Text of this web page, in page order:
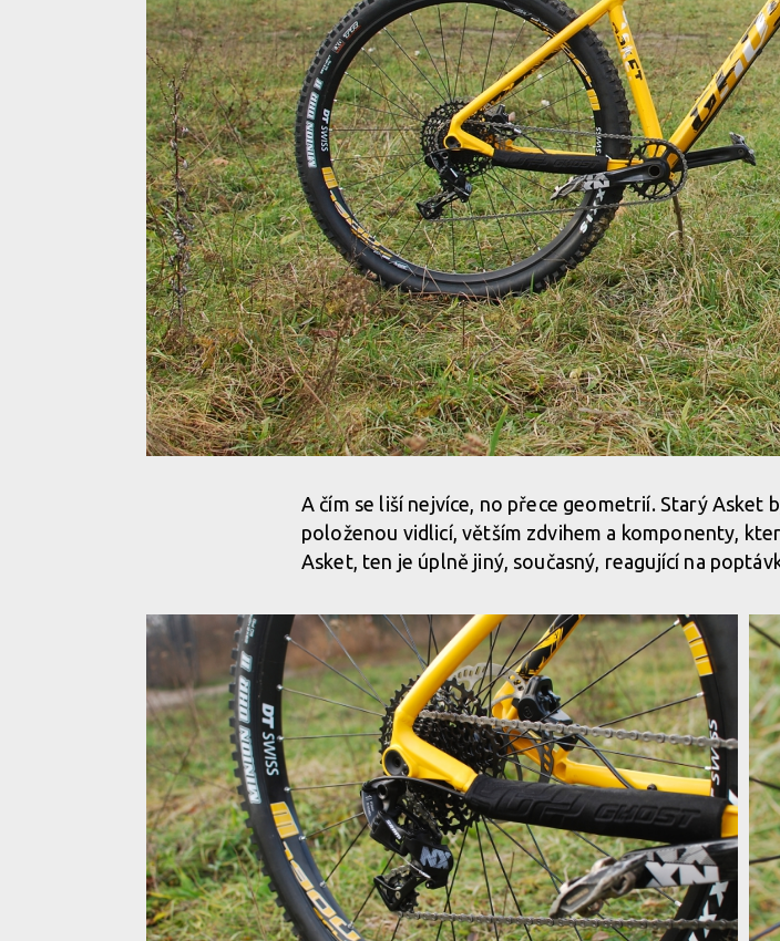
A čím se liší nejvíce, no přece geometrií. Starý Asket
položenou vidlicí, větším zdvihem a komponenty,
Asket, ten je úplně jiný, současný, reagující na